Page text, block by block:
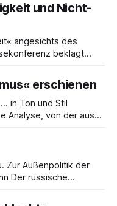
und Nicht-
angesichts des
beklagt
Bachrach/Baratz
um zu verstehen,
Politik
politisch nicht
erschienen
in Ton und Stil
Analyse, von der aus
nd zum Sabine Nuss
»Der verdrängte
Berlin erschienen ist.
Zur Außenpolitik der
2022 viele Linke an